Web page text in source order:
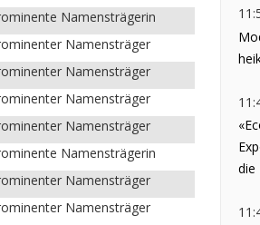
Namensträgerin
Namensträger
Namensträger
Namensträger
Namensträger
Namensträgerin
Namensträger
Namensträger
die